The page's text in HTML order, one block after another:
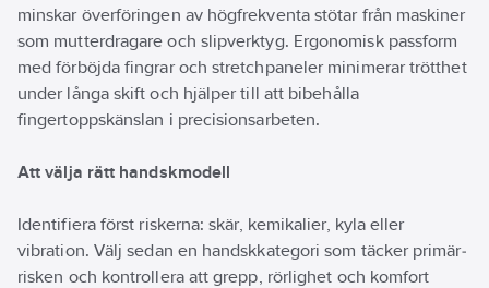
minskar överföringen av högfrekventa stötar från maskiner
som mutterdragare och slipverktyg. Ergonomisk passform
med förböjda fingrar och stretchpaneler minimerar trötthet
under långa skift och hjälper till att bibehålla
fingertoppskänslan i precisionsarbeten.
Att välja rätt handskmodell
Identifiera först riskerna: skär, kemikalier, kyla eller
vibration. Välj sedan en handskkategori som täcker primär­
risken och kontrollera att grepp, rörlighet och komfort